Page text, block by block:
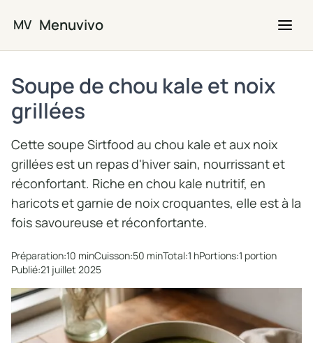
MV Menuvivo
Soupe de chou kale et noix
grillées
Cette soupe Sirtfood au chou kale et aux noix
grillées est un repas d'hiver sain, nourrissant et
réconfortant. Riche en chou kale nutritif, en
haricots et garnie de noix croquantes, elle est à la
fois savoureuse et réconfortante.
Préparation:10 minCuisson:50 minTotal:1 hPortions:1 portion
Publié:21 juillet 2025